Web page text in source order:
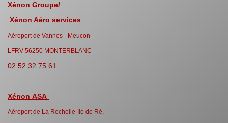
Xénon Groupe/
Xénon Aéro services
Aéroport de Vannes - Meucon
LFRV 56250 MONTERBLANC
02.52.32.75.61
Xénon ASA
Aéroport de La Rochelle-Ile de Ré,